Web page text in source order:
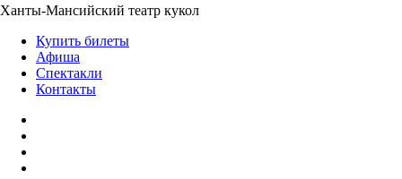
Ханты-Мансийский театр кукол
Купить билеты
Афиша
Спектакли
Контакты